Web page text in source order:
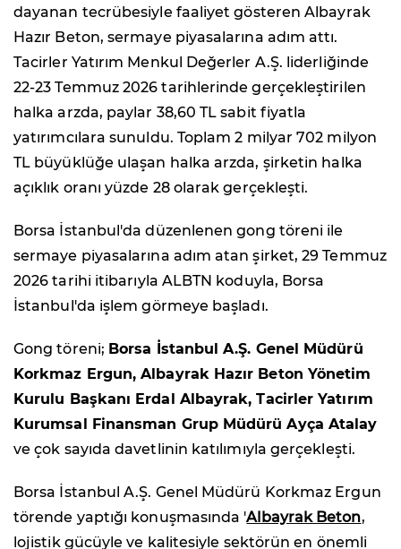
dayanan tecrübesiyle faaliyet gösteren Albayrak
Hazır Beton, sermaye piyasalarına adım attı.
Tacirler Yatırım Menkul Değerler A.Ş. liderliğinde
22-23 Temmuz 2026 tarihlerinde gerçekleştirilen
halka arzda, paylar 38,60 TL sabit fiyatla
yatırımcılara sunuldu. Toplam 2 milyar 702 milyon
TL büyüklüğe ulaşan halka arzda, şirketin halka
açıklık oranı yüzde 28 olarak gerçekleşti.
Borsa İstanbul'da düzenlenen gong töreni ile
sermaye piyasalarına adım atan şirket, 29 Temmuz
2026 tarihi itibarıyla ALBTN koduyla, Borsa
İstanbul'da işlem görmeye başladı.
Gong töreni; Borsa İstanbul A.Ş. Genel Müdürü
Korkmaz Ergun, Albayrak Hazır Beton Yönetim
Kurulu Başkanı Erdal Albayrak, Tacirler Yatırım
Kurumsal Finansman Grup Müdürü Ayça Atalay
ve çok sayıda davetlinin katılımıyla gerçekleşti.
Borsa İstanbul A.Ş. Genel Müdürü Korkmaz Ergun
törende yaptığı konuşmasında 'Albayrak Beton,
lojistik gücüyle ve kalitesiyle sektörün en önemli